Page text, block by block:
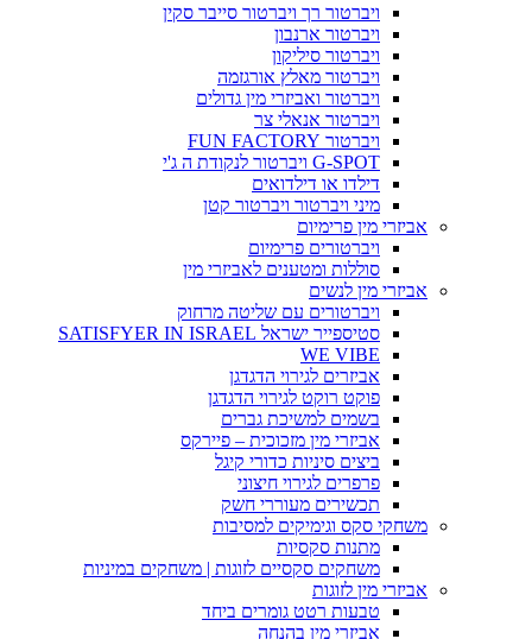
ויברטור רך ויברטור סייבר סקין
ויברטור ארנבון
ויברטור סיליקון
ויברטור מאלץ אורגזמה
ויברטור ואביזרי מין גדולים
ויברטור אנאלי צר
ויברטור FUN FACTORY
G-SPOT ויברטור לנקודת ה ג'י
דילדו או דילדואים
מיני ויברטור ויברטור קטן
אביזרי מין פרימיום
ויברטורים פרימיום
סוללות ומטענים לאביזרי מין
אביזרי מין לנשים
ויברטורים עם שליטה מרחוק
סטיספייר ישראל SATISFYER IN ISRAEL
WE VIBE
אביזרים לגירוי הדגדגן
פוקט רוקט לגירוי הדגדגן
בשמים למשיכת גברים
אביזרי מין מזכוכית – פיירקס
ביצים סיניות כדורי קיגל
פרפרים לגירוי חיצוני
תכשירים מעוררי חשק
משחקי סקס וגימיקים למסיבות
מתנות סקסיות
משחקים סקסיים לזוגות | משחקים במיניות
אביזרי מין לזוגות
טבעות רטט גומרים ביחד
אביזרי מין בהנחה